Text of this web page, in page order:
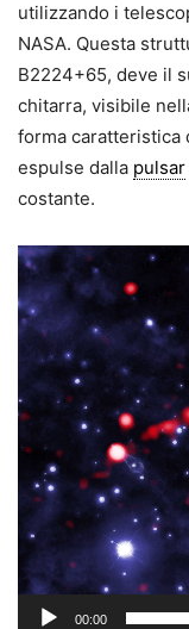
utilizzando i
NASA. Questa
B2224+65, deve il
chitarra, visibile
forma caratteristica
espulse dalla pulsar
costante.
Video
Player
00:00